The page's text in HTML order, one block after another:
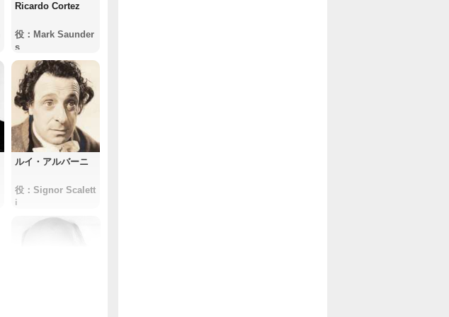
Ricardo Cortez
役：Mark Saunder
s
ルイ・アルバーニ
役：Signor Scalett
i